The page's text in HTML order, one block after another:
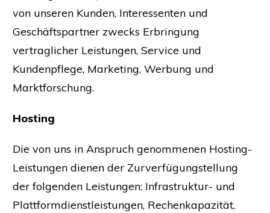
von unseren Kunden, Interessenten und
Geschäftspartner zwecks Erbringung
vertraglicher Leistungen, Service und
Kundenpflege, Marketing, Werbung und
Marktforschung.
Hosting
Die von uns in Anspruch genommenen Hosting-
Leistungen dienen der Zurverfügungstellung
der folgenden Leistungen: Infrastruktur- und
Plattformdienstleistungen, Rechenkapazität,